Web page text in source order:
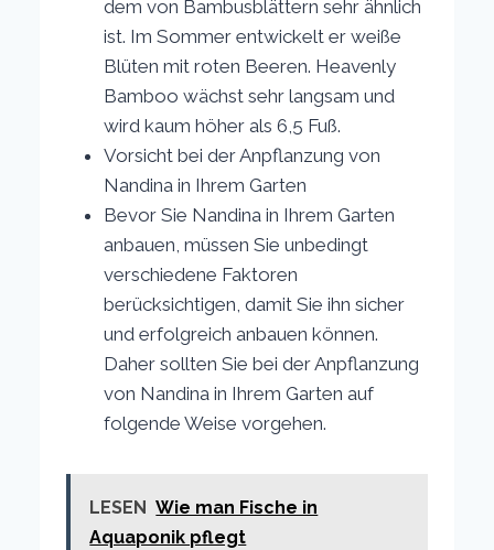
dem von Bambusblättern sehr ähnlich
ist. Im Sommer entwickelt er weiße
Blüten mit roten Beeren. Heavenly
Bamboo wächst sehr langsam und
wird kaum höher als 6,5 Fuß.
Vorsicht bei der Anpflanzung von
Nandina in Ihrem Garten
Bevor Sie Nandina in Ihrem Garten
anbauen, müssen Sie unbedingt
verschiedene Faktoren
berücksichtigen, damit Sie ihn sicher
und erfolgreich anbauen können.
Daher sollten Sie bei der Anpflanzung
von Nandina in Ihrem Garten auf
folgende Weise vorgehen.
LESEN Wie man Fische in
Aquaponik pflegt